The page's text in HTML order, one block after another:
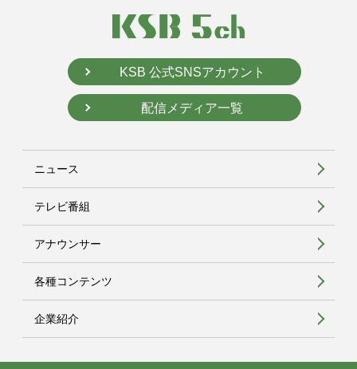
KSB 公式SNSアカウント
配信メディア一覧
ニュース
テレビ番組
アナウンサー
各種コンテンツ
企業紹介